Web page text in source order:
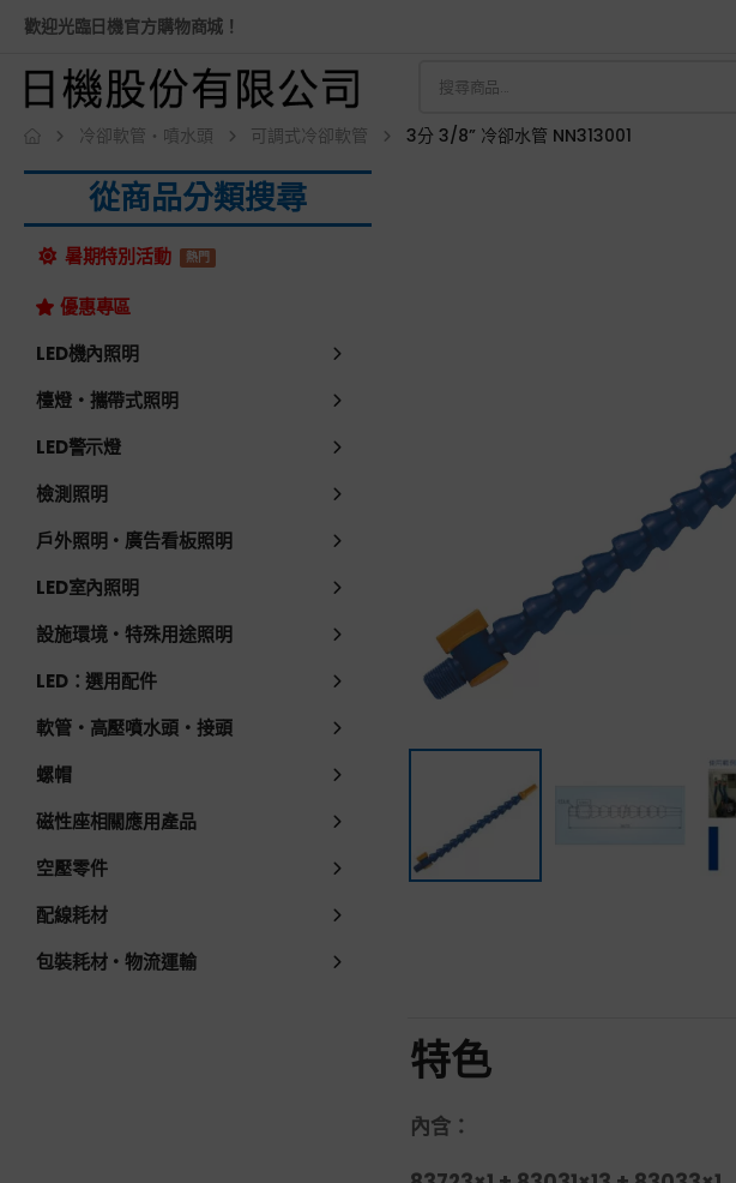
歡迎光臨日機官方購物商城！
冷卻軟管・噴水頭 可調式冷卻軟管 3分 3/8” 冷卻水管 NN313001
從商品分類搜尋
暑期特別活動 熱門
優惠專區
LED機內照明
檯燈・攜帶式照明
LED警示燈
檢測照明
戶外照明・廣告看板照明
LED室內照明
設施環境・特殊用途照明
LED：選用配件
軟管・高壓噴水頭・接頭
螺帽
磁性座相關應用產品
空壓零件
配線耗材
包裝耗材・物流運輸
特色
內含：